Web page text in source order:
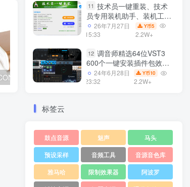
iCON 艾肯声卡VH6 (ProDrive III)驱动下载 4.调试经验分享视频 基
11 技术员一键重装、技术
员专用装机助手、装机工
具、电脑系统装机软件丶一
键安装系统
26年7月27日
15:33
Y币5
2.2W+
12 调音师精选64位VST3
600个一键安装插件包效果
器集合10G WiN
24年6月28日
23:32
Y币10
2.2W+
标签云
鼓点音源 魅声
马头
预设采样
音频工具
音源音色库
雅马哈
限制效果器
阿波罗